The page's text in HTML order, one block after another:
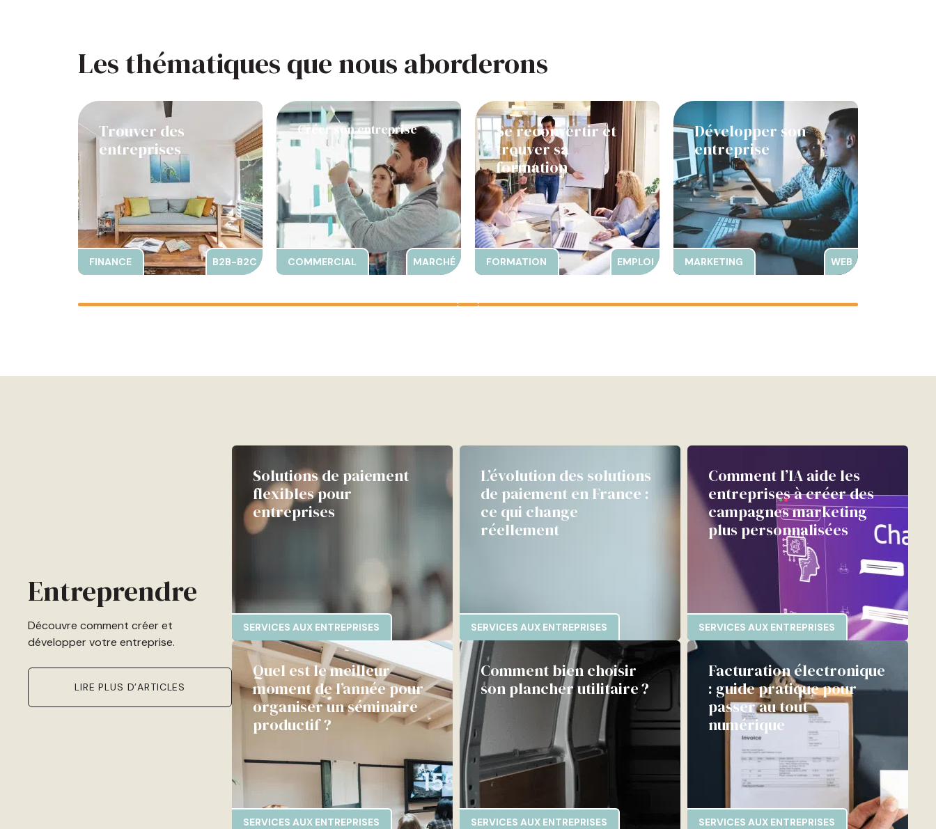
Les thématiques que nous aborderons
Trouver des
entreprises
FINANCE B2B-B2C
Créer son entreprise
COMMERCIAL MARCHÉ
Se reconvertir et
trouver sa
formation
FORMATION EMPLOI
Développer son
entreprise
MARKETING WEB
Entreprendre
Découvre comment créer et
développer votre entreprise.
LIRE PLUS D’ARTICLES
Solutions de paiement
flexibles pour
entreprises
SERVICES AUX ENTREPRISES
L’évolution des solutions
de paiement en France :
ce qui change
réellement
SERVICES AUX ENTREPRISES
Comment l’IA aide les
entreprises à créer des
campagnes marketing
plus personnalisées
SERVICES AUX ENTREPRISES
Quel est le meilleur
moment de l’année pour
organiser un séminaire
productif ?
SERVICES AUX ENTREPRISES
Comment bien choisir
son plancher utilitaire ?
SERVICES AUX ENTREPRISES
Facturation électronique
: guide pratique pour
passer au tout
numérique
SERVICES AUX ENTREPRISES